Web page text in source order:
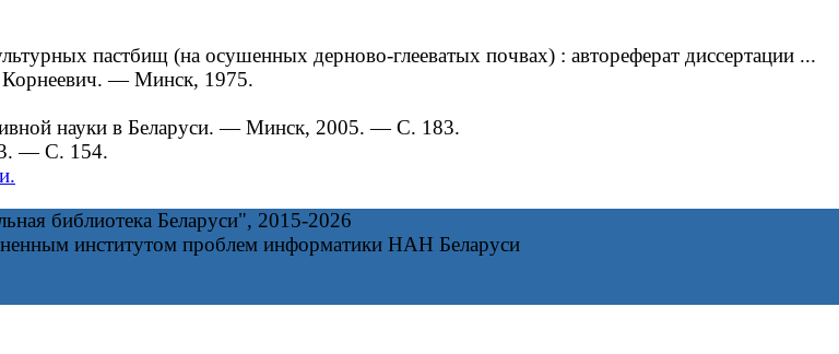
пастбищ (на осушенных дерново-глееватых почвах) : автореферат диссертации ...
Корнеевич. ― Минск, 1975.
науки в Беларуси. — Минск, 2005. — С. 183.
— С. 154.
библиотека Беларуси", 2015-2026
институтом проблем информатики НАН Беларуси